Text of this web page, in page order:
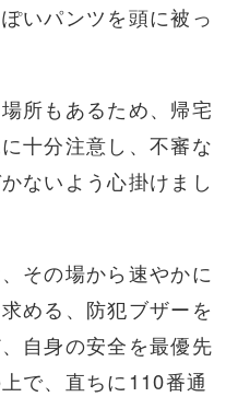
いパンツを頭に被っ
所もあるため、帰宅
十分注意し、不審な
ないよう心掛けまし
その場から速やかに
める、防犯ブザーを
自身の安全を最優先
で、直ちに110番通